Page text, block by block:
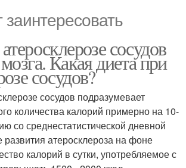
сосудов
Какая диета при
сосудов?
сосудов подразумевает
количества калорий примерно на 10-
со среднестатистической дневной
атеросклероза на фоне
калорий в сутки, употребляемое с